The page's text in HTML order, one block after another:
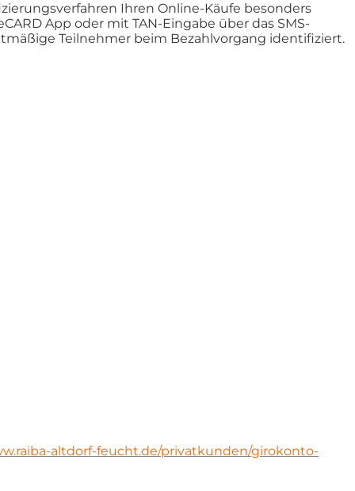
Ihren Online-Käufe besonders
App oder mit TAN-Eingabe über das SMS-
Teilnehmer beim Bezahlvorgang identifiziert.
altdorf-feucht.de/privatkunden/girokonto-